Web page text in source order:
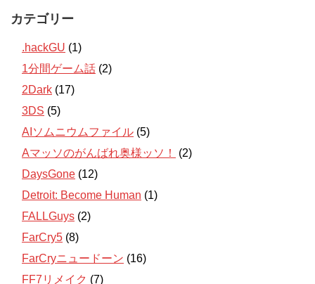
カテゴリー
.hackGU (1)
1分間ゲーム話 (2)
2Dark (17)
3DS (5)
AIソムニウムファイル (5)
Aマッソのがんばれ奥様ッソ！
(2)
DaysGone (12)
Detroit: Become Human (1)
FALLGuys (2)
FarCry5 (8)
FarCryニュードーン (16)
FF7リメイク (7)